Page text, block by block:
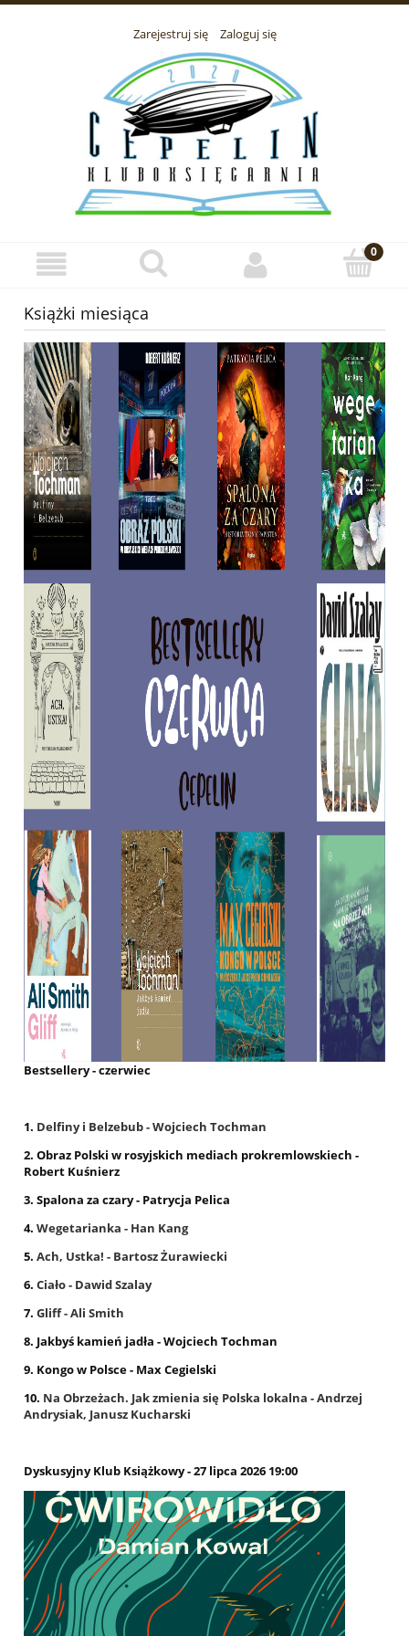
Zarejestruj się Zaloguj się
Książki miesiąca
Bestsellery - czerwiec
1. Delfiny i Belzebub - Wojciech Tochman
2. Obraz Polski w rosyjskich mediach prokremlowskiech -
Robert Kuśnierz
3. Spalona za czary - Patrycja Pelica
4. Wegetarianka - Han Kang
5. Ach, Ustka! - Bartosz Żurawiecki
6. Ciało - Dawid Szalay
7. Gliff - Ali Smith
8. Jakbyś kamień jadła - Wojciech Tochman
9. Kongo w Polsce - Max Cegielski
10. Na Obrzeżach. Jak zmienia się Polska lokalna - Andrzej
Andrysiak, Janusz Kucharski
Dyskusyjny Klub Książkowy - 27 lipca 2026 19:00